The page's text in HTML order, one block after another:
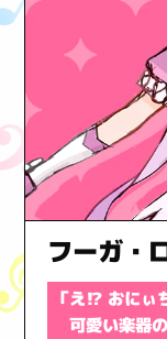
フーガ・
「え⁉ おにぃ
可愛い楽器